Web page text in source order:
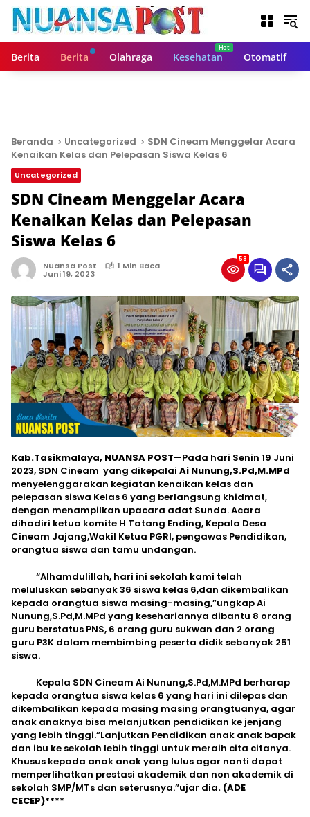
Berita Berita Olahraga Kesehatan Otomatif
Beranda Uncategorized
SDN Cineam Menggelar Acara
Kenaikan Kelas dan Pelepasan Siswa Kelas 6
Uncategorized
SDN Cineam Menggelar Acara
Kenaikan Kelas dan Pelepasan
Siswa Kelas 6
Nuansa Post 1 Min Baca
Juni 19, 2023
58
Kab.Tasikmalaya, NUANSA POST—Pada hari Senin 19 Juni
2023, SDN Cineam yang dikepalai Ai Nunung,S.Pd,M.MPd
menyelenggarakan kegiatan kenaikan kelas dan
pelepasan siswa Kelas 6 yang berlangsung khidmat,
dengan menampilkan upacara adat Sunda. Acara
dihadiri ketua komite H Tatang Ending, Kepala Desa
Cineam Jajang,Wakil Ketua PGRI, pengawas Pendidikan,
orangtua siswa dan tamu undangan.
“Alhamdulillah, hari ini sekolah kami telah
meluluskan sebanyak 36 siswa kelas 6,dan dikembalikan
kepada orangtua siswa masing-masing,”ungkap Ai
Nunung,S.Pd,M.MPd yang kesehariannya dibantu 8 orang
guru berstatus PNS, 6 orang guru sukwan dan 2 orang
guru P3K dalam membimbing peserta didik sebanyak 251
siswa.
Kepala SDN Cineam Ai Nunung,S.Pd,M.MPd berharap
kepada orangtua siswa kelas 6 yang hari ini dilepas dan
dikembalikan kepada masing masing orangtuanya, agar
anak anaknya bisa melanjutkan pendidikan ke jenjang
yang lebih tinggi.”Lanjutkan Pendidikan anak anak bapak
dan ibu ke sekolah lebih tinggi untuk meraih cita citanya.
Khusus kepada anak anak yang lulus agar nanti dapat
memperlihatkan prestasi akademik dan non akademik di
sekolah SMP/MTs dan seterusnya.”ujar dia. (ADE
CECEP)****